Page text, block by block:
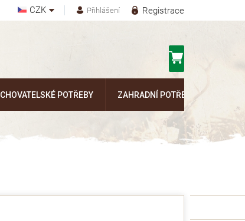
CZK Registrace
Přihlášení
CHOVATELSKÉ POTŘEBY ZAHRADNÍ POTŘEBY